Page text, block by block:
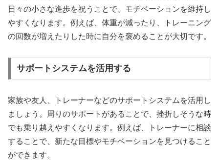
日々の小さな進歩を祝うことで、モチベーションを維持し
やすくなります。例えば、体重が減ったり、トレーニング
の回数が増えたりした時に自分を褒めることが大切です。
サポートシステムを活用する
家族や友人、トレーナーなどのサポートシステムを活用し
ましょう。周りのサポートがあることで、挫折しそうな時
でも乗り越えやすくなります。例えば、トレーナーに相談
することで、新たな目標やモチベーションを見つけること
ができます。